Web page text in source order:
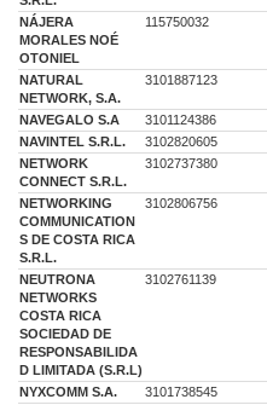
NÁJERA
MORALES NOÉ
OTONIEL
115750032
NATURAL
NETWORK, S.A.
3101887123
NAVEGALO S.A 3101124386
NAVINTEL S.R.L.
3102820605
NETWORK
CONNECT S.R.L.
3102737380
NETWORKING
COMMUNICATION
S DE COSTA RICA
S.R.L.
3102806756
NEUTRONA
NETWORKS
COSTA RICA
SOCIEDAD DE
RESPONSABILIDA
D LIMITADA (S.R.L)
3102761139
NYXCOMM S.A. 3101738545